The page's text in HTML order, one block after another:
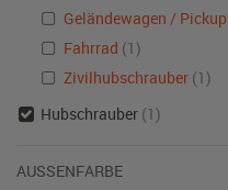
Geländewagen / Pickup
Fahrrad (1)
Zivilhubschrauber (1)
Hubschrauber (1)
AUSSENFARBE